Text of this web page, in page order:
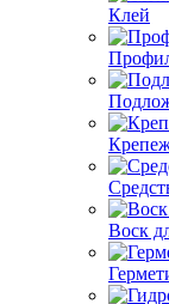
Клей
Воск